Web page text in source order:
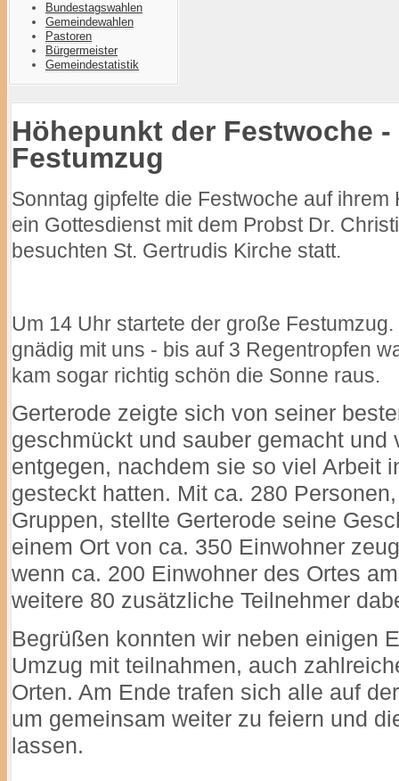
Bundestagswahlen
Gemeindewahlen
Pastoren
Bürgermeister
Gemeindestatistik
Höhepunkt der Festwoche
Festumzug
Sonntag gipfelte die Festwoche auf
ein Gottesdienst mit dem Probst Dr.
besuchten St. Gertrudis Kirche statt.
Um 14 Uhr startete der große
gnädig mit uns - bis auf 3 Regentropfen
kam sogar richtig schön die Sonne raus.
Gerterode zeigte sich von seiner
geschmückt und sauber gemacht und
entgegen, nachdem sie so viel Arbeit
gesteckt hatten. Mit ca. 280
Gruppen, stellte Gerterode seine
einem Ort von ca. 350 Einwohner
wenn ca. 200 Einwohner des Ortes
weitere 80 zusätzliche Teilnehmer
Begrüßen konnten wir neben einigen
Umzug mit teilnahmen, auch
Orten. Am Ende trafen sich alle auf
um gemeinsam weiter zu feiern und
lassen.